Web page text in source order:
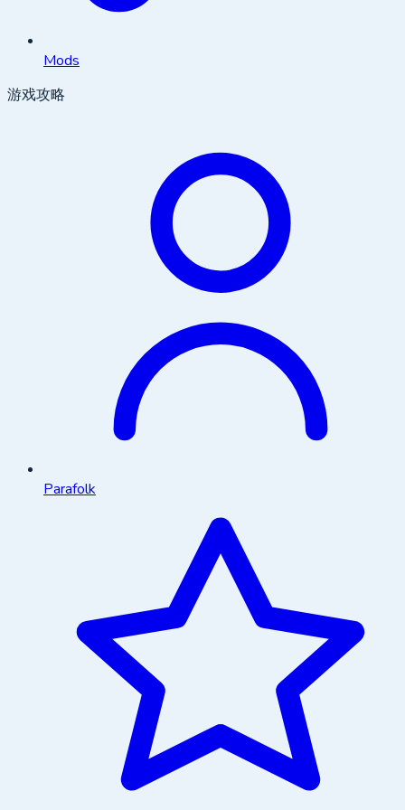
Mods
游戏攻略
Parafolk